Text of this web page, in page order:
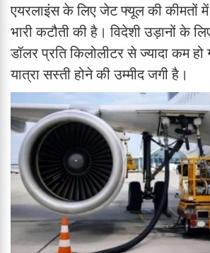
एयरलाइंस के लिए जेट फ्यूल की कीमतों
भारी कटौती की है। विदेशी उड़ानों के
डॉलर प्रति किलोलीटर से ज्यादा कम
यात्रा सस्ती होने की उम्मीद जगी है।